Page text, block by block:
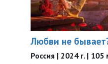
Любви не
Россия | 2024 г. |